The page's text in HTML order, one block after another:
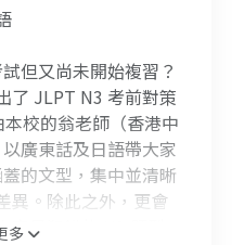
但又尚未開始複習？
了 JLPT N3 考前對策
校的翁老師（香港中
廣東話及日語帶大家
的文型，集中並清晰
異。除此之外，更會
容易犯錯的 N3 題型
多